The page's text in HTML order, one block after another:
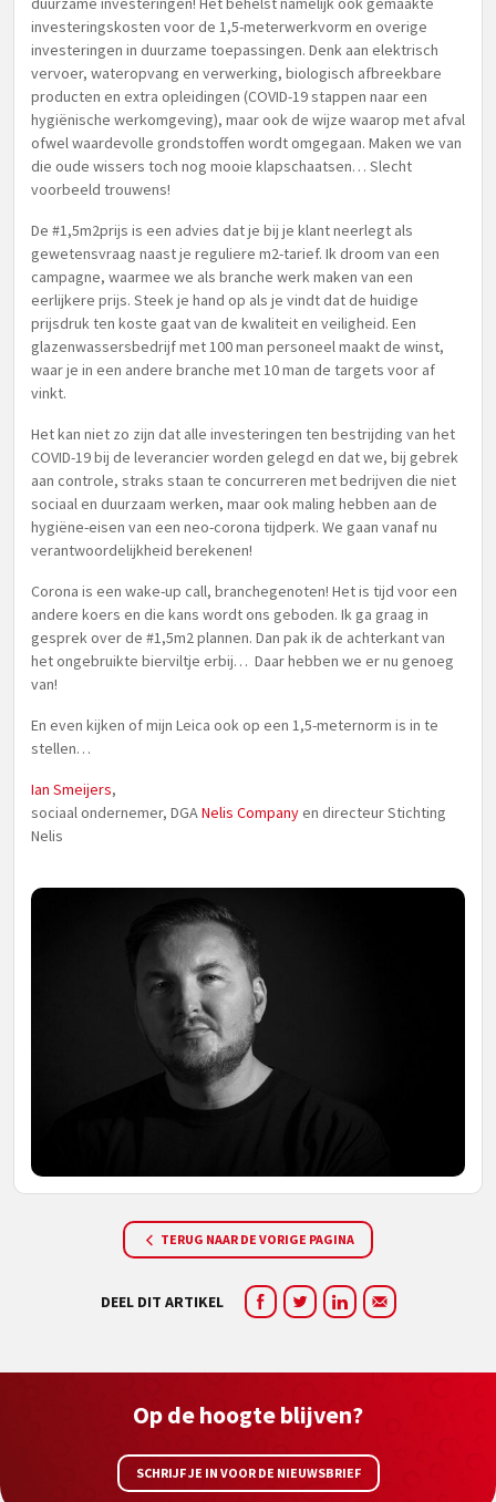
investeringskosten voor de 1,5-meterwerkvorm en overige
investeringen in duurzame toepassingen. Denk aan elektrisch
vervoer, wateropvang en verwerking, biologisch afbreekbare
producten en extra opleidingen (COVID-19 stappen naar een
hygiënische werkomgeving), maar ook de wijze waarop met afval
ofwel waardevolle grondstoffen wordt omgegaan. Maken we van
die oude wissers toch nog mooie klapschaatsen… Slecht
voorbeeld trouwens!
De #1,5m2prijs is een advies dat je bij je klant neerlegt als
gewetensvraag naast je reguliere m2-tarief. Ik droom van een
campagne, waarmee we als branche werk maken van een
eerlijkere prijs. Steek je hand op als je vindt dat de huidige
prijsdruk ten koste gaat van de kwaliteit en veiligheid. Een
glazenwassersbedrijf met 100 man personeel maakt de winst,
waar je in een andere branche met 10 man de targets voor af
vinkt.
Het kan niet zo zijn dat alle investeringen ten bestrijding van het
COVID-19 bij de leverancier worden gelegd en dat we, bij gebrek
aan controle, straks staan te concurreren met bedrijven die niet
sociaal en duurzaam werken, maar ook maling hebben aan de
hygiëne-eisen van een neo-corona tijdperk. We gaan vanaf nu
verantwoordelijkheid berekenen!
Corona is een wake-up call, branchegenoten! Het is tijd voor een
andere koers en die kans wordt ons geboden. Ik ga graag in
gesprek over de #1,5m2 plannen. Dan pak ik de achterkant van
het ongebruikte bierviltje erbij… Daar hebben we er nu genoeg
van!
En even kijken of mijn Leica ook op een 1,5-meternorm is in te
stellen…
Ian Smeijers,
sociaal ondernemer, DGANelis Companyen directeur Stichting
Nelis
TERUG NAAR DE VORIGE PAGINA
DEEL DIT ARTIKEL
Op de hoogte blijven?
SCHRIJF JE IN VOOR DE NIEUWSBRIEF